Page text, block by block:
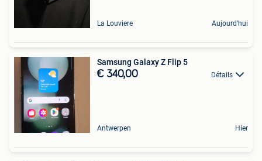
La Louviere Aujourd'hui
Samsung Galaxy Z Flip 5
€ 340,00 Détails
Antwerpen Hier